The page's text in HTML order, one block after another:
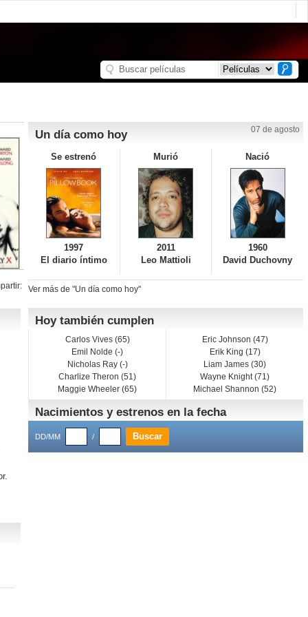
Un día como hoy 07 de agosto
Se estrenó
1997
El diario íntimo
Murió
2011
Leo Mattioli
Nació
1960
David Duchovny
Ver más de "Un día como hoy"
Hoy también cumplen
Carlos Vives (65)
Emil Nolde (-)
Nicholas Ray (-)
Charlize Theron (51)
Maggie Wheeler (65)
Eric Johnson (47)
Erik King (17)
Liam James (30)
Wayne Knight (71)
Michael Shannon (52)
Nacimientos y estrenos en la fecha
DD/MM /